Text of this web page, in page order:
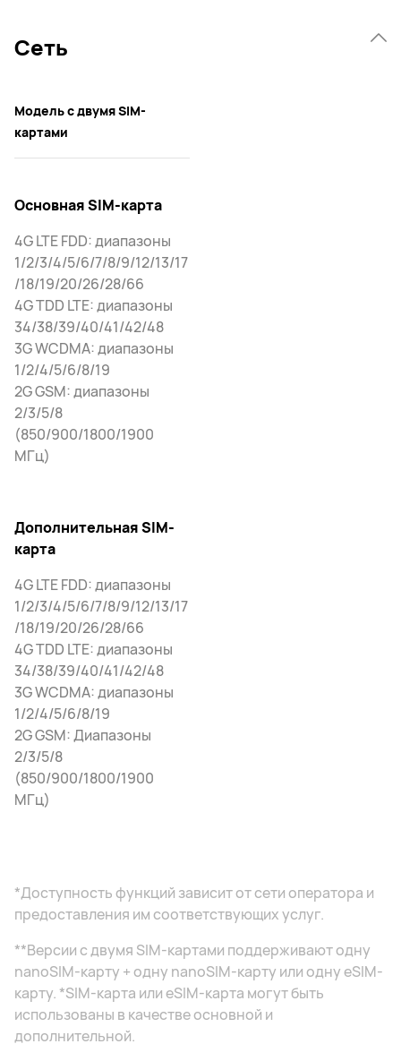
Сеть
Модель с двумя SIM-
картами
Основная SIM-карта
4G LTE FDD: диапазоны
1/2/3/4/5/6/7/8/9/12/13/17
/18/19/20/26/28/66
4G TDD LTE: диапазоны
34/38/39/40/41/42/48
3G WCDMA: диапазоны
1/2/4/5/6/8/19
2G GSM: диапазоны
2/3/5/8
(850/900/1800/1900
МГц)
Дополнительная SIM-
карта
4G LTE FDD: диапазоны
1/2/3/4/5/6/7/8/9/12/13/17
/18/19/20/26/28/66
4G TDD LTE: диапазоны
34/38/39/40/41/42/48
3G WCDMA: диапазоны
1/2/4/5/6/8/19
2G GSM: Диапазоны
2/3/5/8
(850/900/1800/1900
МГц)
*Доступность функций зависит от сети оператора и
предоставления им соответствующих услуг.
**Версии с двумя SIM-картами поддерживают одну
nanoSIM-карту + одну nanoSIM-карту или одну eSIM-
карту. *SIM-карта или eSIM-карта могут быть
использованы в качестве основной и
дополнительной.